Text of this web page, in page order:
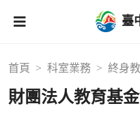
臺
首頁 科室業務 終身
財團法人教育基